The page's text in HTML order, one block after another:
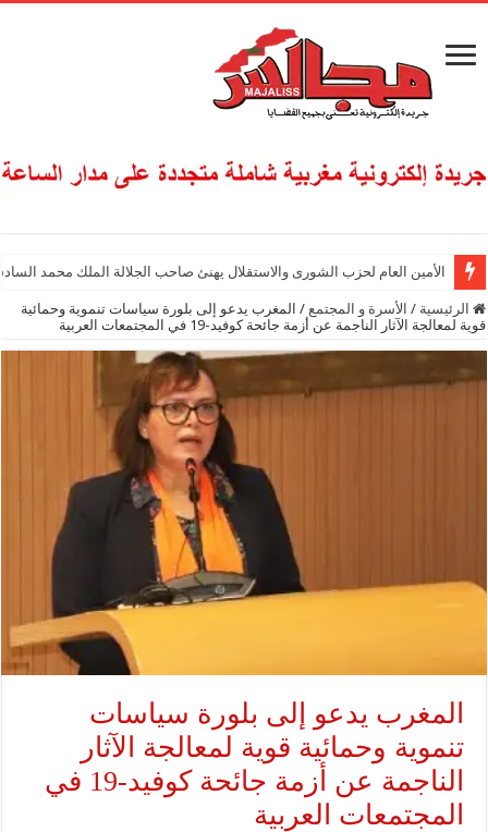
الأمين العام لحزب الشورى والاستقلال يهنئ صاحب الجلالة الملك محمد
الرئيسية / الأسرة و المجتمع / المغرب يدعو إلى بلورة سياسات تنموية وحمائية
قوية لمعالجة الآثار الناجمة عن أزمة جائحة كوفيد-19 في المجتمعات العربية
المغرب يدعو إلى بلورة سياسات
تنموية وحمائية قوية لمعالجة الآثار
الناجمة عن أزمة جائحة كوفيد-19 في
المجتمعات العربية